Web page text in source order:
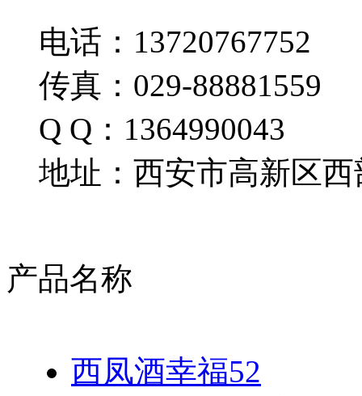
电话：13720767752
传真：029-88881559
Q Q：1364990043
地址：西安市高新区西
产品名称
西凤酒幸福52